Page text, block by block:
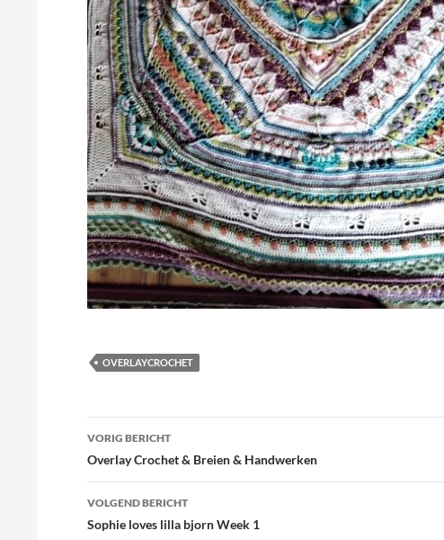
OVERLAYCROCHET
Bericht
navigatie
VORIG BERICHT
Overlay Crochet & Breien & Handwerken
VOLGEND BERICHT
Sophie loves lilla bjorn Week 1